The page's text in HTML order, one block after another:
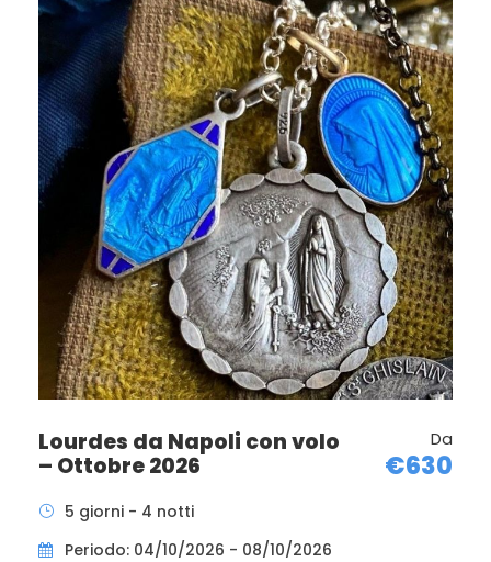
nell’ultimo giorno del viaggio. E’ bello potersi concedere
degli spazi e dei momenti tutti per sè, in pace con la
Madonna, riflettere, pregare, riconciliarsi.
Trasferimento in bus verso Tolosa. Disbrigo delle
formalità in aeroporto in tempo utile per le operazioni
di imbarco e partenza per il ritorno.
Facciamo presente che attualmente nelle piscine non è
più possibile immergersi completamente. Si può solo
compiere il gesto dell’acqua lavandosi il viso, le mani e gli
avambracci.
Foto
Lourdes da Napoli con volo
– Ottobre 2026
Da
€630
5 giorni - 4 notti
Periodo: 04/10/2026 - 08/10/2026